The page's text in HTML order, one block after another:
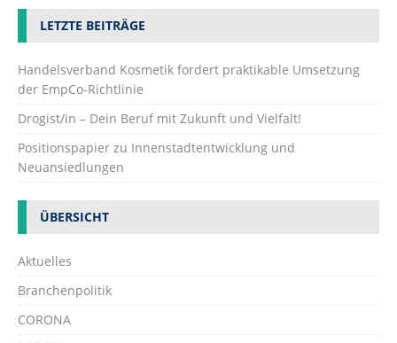
LETZTE BEITRÄGE
Handelsverband Kosmetik fordert praktikable Umsetzung
der EmpCo-Richtlinie
Drogist/in – Dein Beruf mit Zukunft und Vielfalt!
Positionspapier zu Innenstadtentwicklung und
Neuansiedlungen
ÜBERSICHT
Aktuelles
Branchenpolitik
CORONA